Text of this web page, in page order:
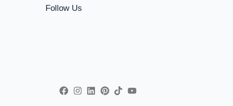
Follow Us